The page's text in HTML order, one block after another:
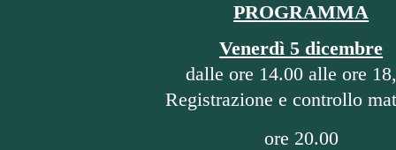
PROGRAMMA
Venerdì 5 dicembre
dalle ore 14.00 alle ore
Registrazione e controllo
ore 20.00